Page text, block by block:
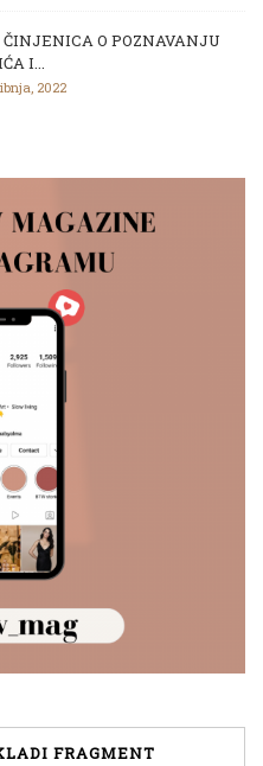
O POZNAVANJU
I...
2022
FRAGMENT